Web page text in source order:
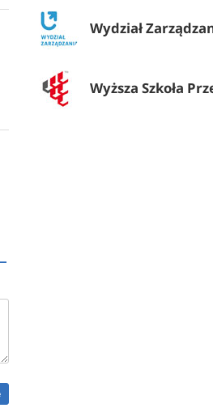
Wydział
Wyższa Szkoła Przedsiębiorczości i